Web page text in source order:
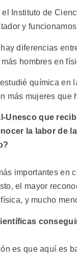
Instituto de
y
diferencias
hombres en
química en
más mujeres
Unesco que
la labor de
importantes en
el mayor
y mucho
es que aquí es